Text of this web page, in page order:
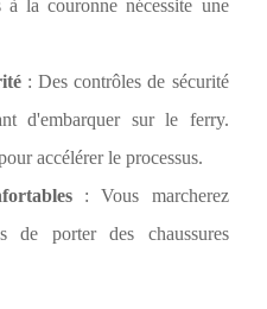
à la couronne nécessite une
: Des contrôles de sécurité
d'embarquer sur le ferry.
accélérer le processus.
: Vous marcherez
de porter des chaussures